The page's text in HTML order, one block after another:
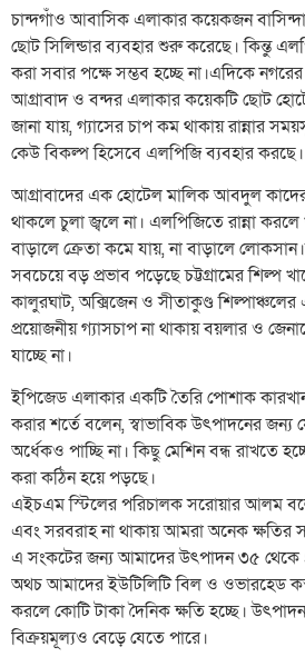
চান্দগাঁও আবাসিক এলাকার কয়েকজন
ছোট সিলিন্ডার ব্যবহার শুরু করেছে। কিন্তু
করা সবার পক্ষে সম্ভব হচ্ছে না।এদিকে
আগ্রাবাদ ও বন্দর এলাকার কয়েকটি ছোট
জানা যায়, গ্যাসের চাপ কম থাকায় রান্নার
কেউ বিকল্প হিসেবে এলপিজি ব্যবহার করছে।
আগ্রাবাদের এক হোটেল মালিক আবদুল কাদের
থাকলে চুলা জ্বলে না। এলপিজিতে রান্না
বাড়ালে ক্রেতা কমে যায়, না বাড়ালে
সবচেয়ে বড় প্রভাব পড়েছে চট্টগ্রামের শিল্প
কালুরঘাট, অক্সিজেন ও সীতাকুণ্ড
প্রয়োজনীয় গ্যাসচাপ না থাকায় বয়লার ও
যাচ্ছে না।
ইপিজেড এলাকার একটি তৈরি পোশাক
করার শর্তে বলেন, স্বাভাবিক উৎপাদনের জন্য
অর্ধেকও পাচ্ছি না। কিছু মেশিন বন্ধ রাখতে
করা কঠিন হয়ে পড়ছে।
এইচএম স্টিলের পরিচালক সরোয়ার আলম
এবং সরবরাহ না থাকায় আমরা অনেক ক্ষতির
এ সংকটের জন্য আমাদের উৎপাদন ৩৫ থেকে
অথচ আমাদের ইউটিলিটি বিল ও ওভারহেড
করলে কোটি টাকা দৈনিক ক্ষতি হচ্ছে।
বিক্রয়মূল্যও বেড়ে যেতে পারে।